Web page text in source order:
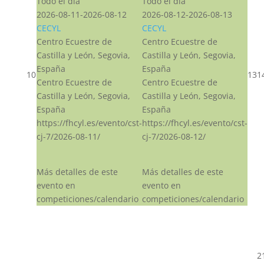
10
2026-08-11-2026-08-12
CECYL
Centro Ecuestre de
Castilla y León, Segovia,
España
Centro Ecuestre de
Castilla y León, Segovia,
España
https://fhcyl.es/evento/cst-
cj-7/2026-08-11/
Más detalles de este
evento en
competiciones/calendario
2026-08-12-2026-08-13
CECYL
Centro Ecuestre de
Castilla y León, Segovia,
España
Centro Ecuestre de
Castilla y León, Segovia,
España
https://fhcyl.es/evento/cst-
cj-7/2026-08-12/
Más detalles de este
evento en
competiciones/calendario
13